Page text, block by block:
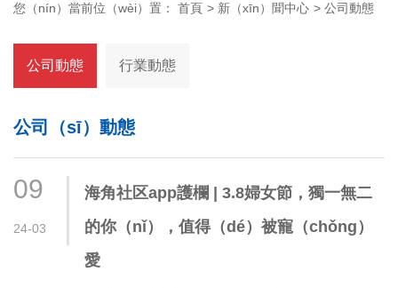
您（nín）當前位（wèi）置： 首頁 > 新（xīn）聞中心 > 公司動態
公司動態 行業動態
公司（sī）動態
09
24-03
海角社区app護欄 | 3.8婦女節，獨一無二
的你（nǐ），值得（dé）被寵（chǒng）
愛